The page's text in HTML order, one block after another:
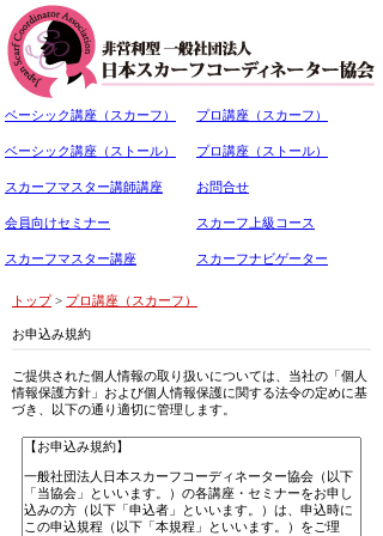
ベーシック講座（スカーフ） プロ講座（スカーフ）
ベーシック講座（ストール） プロ講座（ストール）
スカーフマスター講師講座 お問合せ
会員向けセミナー スカーフ上級コース
スカーフマスター講座 スカーフナビゲーター
トップ> プロ講座（スカーフ）
お申込み規約
ご提供された個人情報の取り扱いについては、当社の「個人
情報保護方針」および個人情報保護に関する法令の定めに基
づき、以下の通り適切に管理します。